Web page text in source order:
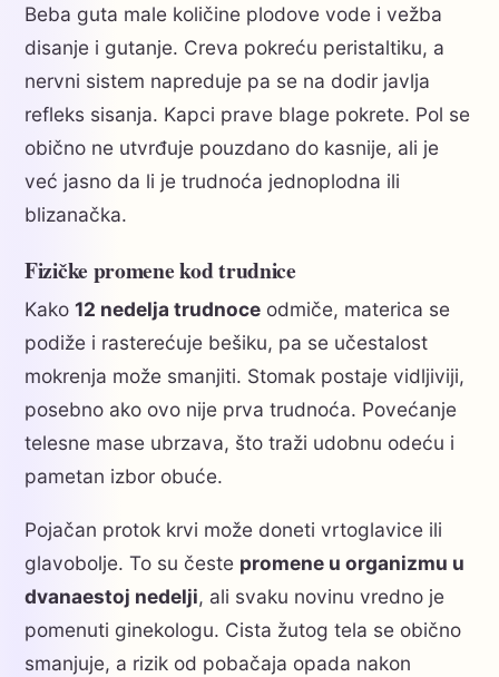
Beba guta male količine plodove vode i vežba
disanje i gutanje. Creva pokreću peristaltiku, a
nervni sistem napreduje pa se na dodir javlja
refleks sisanja. Kapci prave blage pokrete. Pol se
obično ne utvrđuje pouzdano do kasnije, ali je
već jasno da li je trudnoća jednoplodna ili
blizanačka.
Fizičke promene kod trudnice
Kako 12 nedelja trudnoce odmiče, materica se
podiže i rasterećuje bešiku, pa se učestalost
mokrenja može smanjiti. Stomak postaje vidljiviji,
posebno ako ovo nije prva trudnoća. Povećanje
telesne mase ubrzava, što traži udobnu odeću i
pametan izbor obuće.
Pojačan protok krvi može doneti vrtoglavice ili
glavobolje. To su česte promene u organizmu u
dvanaestoj nedelji, ali svaku novinu vredno je
pomenuti ginekologu. Cista žutog tela se obično
smanjuje, a rizik od pobačaja opada nakon